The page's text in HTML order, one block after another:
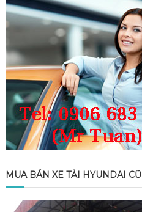
MUA BÁN XE TẢI HYUNDAI CŨ